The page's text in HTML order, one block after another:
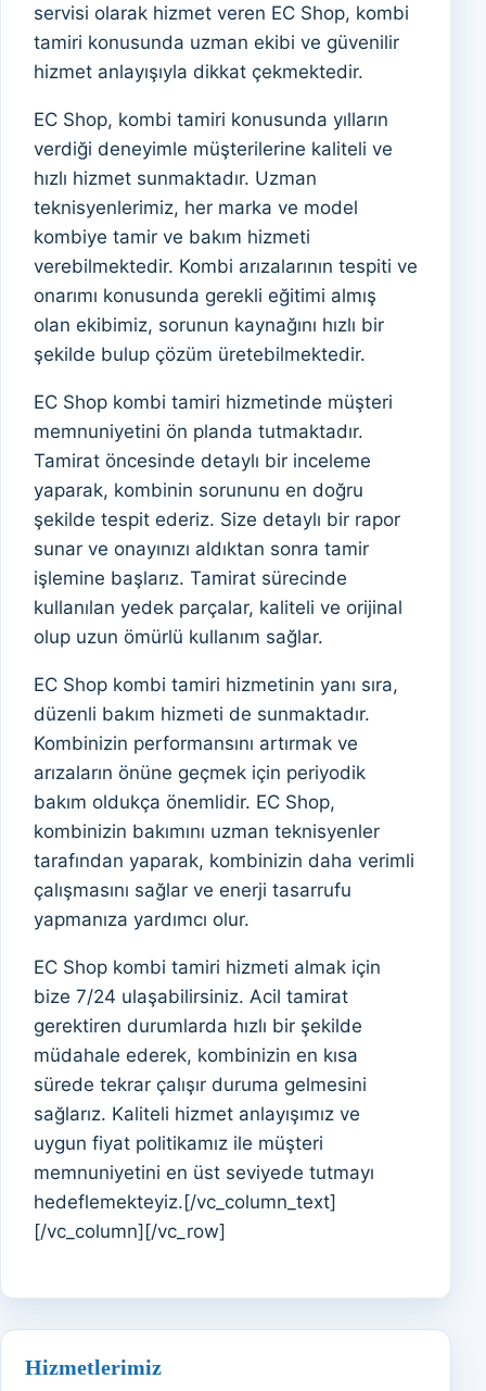
Hizmetlerimiz
servisi olarak hizmet veren EC Shop, kombi
tamiri konusunda uzman ekibi ve güvenilir
hizmet anlayışıyla dikkat çekmektedir.
EC Shop, kombi tamiri konusunda yılların
verdiği deneyimle müşterilerine kaliteli ve
hızlı hizmet sunmaktadır. Uzman
teknisyenlerimiz, her marka ve model
kombiye tamir ve bakım hizmeti
verebilmektedir. Kombi arızalarının tespiti ve
onarımı konusunda gerekli eğitimi almış
olan ekibimiz, sorunun kaynağını hızlı bir
şekilde bulup çözüm üretebilmektedir.
EC Shop kombi tamiri hizmetinde müşteri
memnuniyetini ön planda tutmaktadır.
Tamirat öncesinde detaylı bir inceleme
yaparak, kombinin sorununu en doğru
şekilde tespit ederiz. Size detaylı bir rapor
sunar ve onayınızı aldıktan sonra tamir
işlemine başlarız. Tamirat sürecinde
kullanılan yedek parçalar, kaliteli ve orijinal
olup uzun ömürlü kullanım sağlar.
EC Shop kombi tamiri hizmetinin yanı sıra,
düzenli bakım hizmeti de sunmaktadır.
Kombinizin performansını artırmak ve
arızaların önüne geçmek için periyodik
bakım oldukça önemlidir. EC Shop,
kombinizin bakımını uzman teknisyenler
tarafından yaparak, kombinizin daha verimli
çalışmasını sağlar ve enerji tasarrufu
yapmanıza yardımcı olur.
EC Shop kombi tamiri hizmeti almak için
bize 7/24 ulaşabilirsiniz. Acil tamirat
gerektiren durumlarda hızlı bir şekilde
müdahale ederek, kombinizin en kısa
sürede tekrar çalışır duruma gelmesini
sağlarız. Kaliteli hizmet anlayışımız ve
uygun fiyat politikamız ile müşteri
memnuniyetini en üst seviyede tutmayı
hedeflemekteyiz.[/vc_column_text]
[/vc_column][/vc_row]